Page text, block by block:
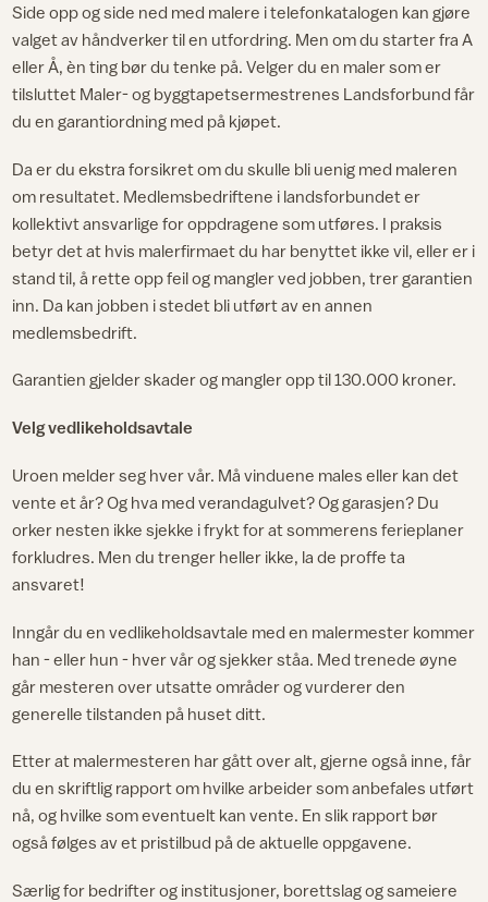
Side opp og side ned med malere i telefonkatalogen kan gjøre
valget av håndverker til en utfordring. Men om du starter fra A
eller Å, èn ting bør du tenke på. Velger du en maler som er
tilsluttet Maler- og byggtapetsermestrenes Landsforbund får
du en garantiordning med på kjøpet.
Da er du ekstra forsikret om du skulle bli uenig med maleren
om resultatet. Medlemsbedriftene i landsforbundet er
kollektivt ansvarlige for oppdragene som utføres. I praksis
betyr det at hvis malerfirmaet du har benyttet ikke vil, eller er i
stand til, å rette opp feil og mangler ved jobben, trer garantien
inn. Da kan jobben i stedet bli utført av en annen
medlemsbedrift.
Garantien gjelder skader og mangler opp til 130.000 kroner.
Velg vedlikeholdsavtale
Uroen melder seg hver vår. Må vinduene males eller kan det
vente et år? Og hva med verandagulvet? Og garasjen? Du
orker nesten ikke sjekke i frykt for at sommerens ferieplaner
forkludres. Men du trenger heller ikke, la de proffe ta
ansvaret!
Inngår du en vedlikeholdsavtale med en malermester kommer
han - eller hun - hver vår og sjekker ståa. Med trenede øyne
går mesteren over utsatte områder og vurderer den
generelle tilstanden på huset ditt.
Etter at malermesteren har gått over alt, gjerne også inne, får
du en skriftlig rapport om hvilke arbeider som anbefales utført
nå, og hvilke som eventuelt kan vente. En slik rapport bør
også følges av et pristilbud på de aktuelle oppgavene.
Særlig for bedrifter og institusjoner, borettslag og sameiere